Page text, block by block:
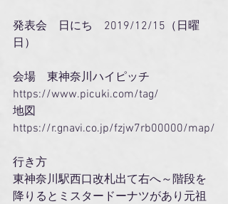
発表会　日にち　2019/12/15（日曜
日）
会場　東神奈川ハイピッチ
https://www.picuki.com/tag/
地図
https://r.gnavi.co.jp/fzjw7rb00000/map/
行き方
東神奈川駅西口改札出て右へ～階段を
降りるとミスタードーナツがあり元祖